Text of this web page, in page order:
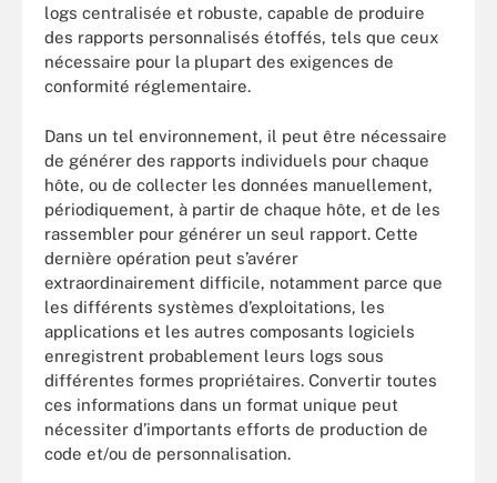
logs centralisée et robuste, capable de produire
des rapports personnalisés étoffés, tels que ceux
nécessaire pour la plupart des exigences de
conformité réglementaire.
Dans un tel environnement, il peut être nécessaire
de générer des rapports individuels pour chaque
hôte, ou de collecter les données manuellement,
périodiquement, à partir de chaque hôte, et de les
rassembler pour générer un seul rapport. Cette
dernière opération peut s’avérer
extraordinairement difficile, notamment parce que
les différents systèmes d’exploitations, les
applications et les autres composants logiciels
enregistrent probablement leurs logs sous
différentes formes propriétaires. Convertir toutes
ces informations dans un format unique peut
nécessiter d’importants efforts de production de
code et/ou de personnalisation.